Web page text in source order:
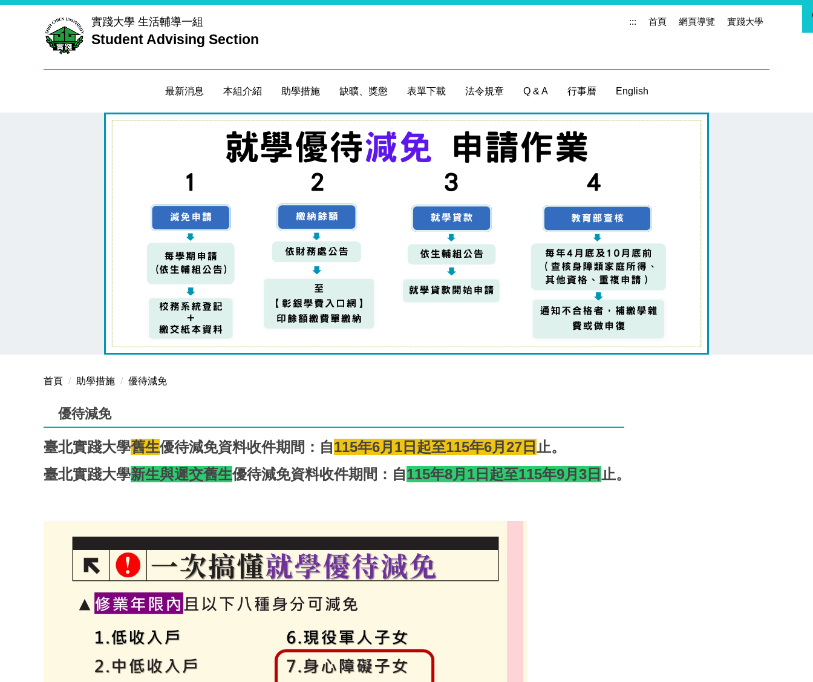
實踐大學 生活輔導一組
Student Advising Section
最新消息 本組介紹 助學措施 缺曠、獎懲 表單下載 法令規章 Q & A 行事曆 English
::: 首頁 網頁導覽 實踐大學
首頁 助學措施 優待減免
優待減免
臺北實踐大學舊生優待減免資料收件期間：自115年6月1日起至115年6月27日 止。
臺北實踐大學新生與遲交舊生優待減免資料收件期間：自115年8月1日起至115年9月3日 止。